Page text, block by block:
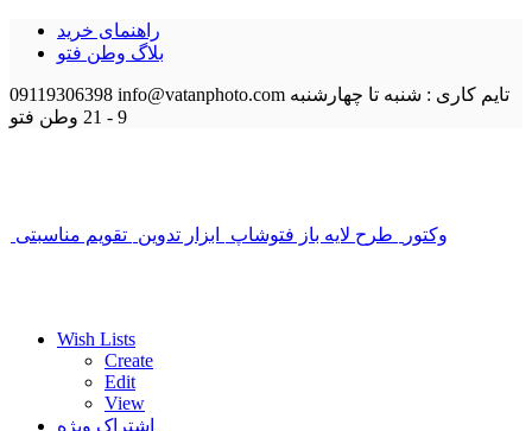
راهنمای خرید
بلاگ وطن فتو
09119306398 info@vatanphoto.com تایم کاری : شنبه تا چهارشنبه
9 - 21
وطن فتو
وکتور طرح لایه باز فتوشاپ ابزار تدوین تقویم مناسبتی
Wish Lists
Create
Edit
View
اشتراک ویژه